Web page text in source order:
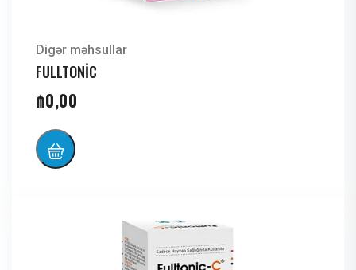
Digər məhsullar
FULLTONİC
₼0,00